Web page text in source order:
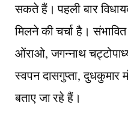
सकते हैं। पहली बार
मिलने की चर्चा है।
ओंराओ, जगन्नाथ
स्वपन दासगुप्ता,
बताए जा रहे हैं।